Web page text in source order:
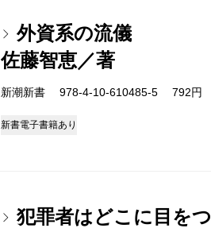
外資系の流儀
佐藤智恵／著
新潮新書 978-4-10-610485-5 792円
新書電子書籍あり
犯罪者はどこに目を